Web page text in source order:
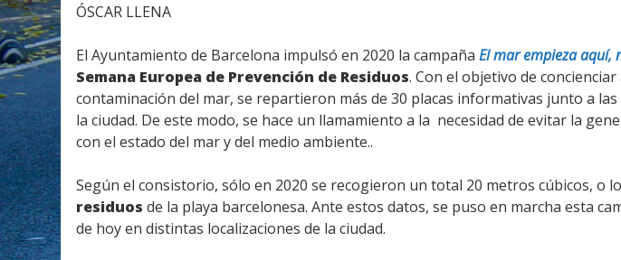
ÓSCAR LLENA
El Ayuntamiento de Barcelona impulsó en 2020 la campañaEl mar empieza aquí,
Semana Europea de Prevención de Residuos. Con el objetivo de
contaminación del mar, se repartieron más de 30 placas informativas junto a
la ciudad. De este modo, se hace un llamamiento a la necesidad de evitar la
con el estado del mar y del medio ambiente..
Según el consistorio, sólo en 2020 se recogieron un total 20 metros cúbicos, o
residuos de la playa barcelonesa. Ante estos datos, se puso en marcha esta
de hoy en distintas localizaciones de la ciudad.